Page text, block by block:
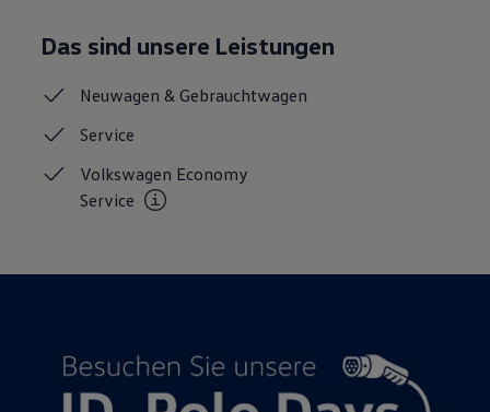
Das sind unsere Leistungen
Neuwagen &Gebrauchtwagen
Service
Volkswagen Economy
Service